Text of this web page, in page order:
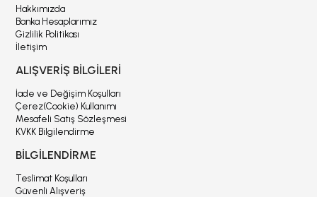
Hakkımızda
Banka Hesaplarımız
Gizlilik Politikası
İletişim
ALIŞVERİŞ BİLGİLERİ
İade ve Değişim Koşulları
Çerez(Cookie) Kullanımı
Mesafeli Satış Sözleşmesi
KVKK Bilgilendirme
BİLGİLENDİRME
Teslimat Koşulları
Güvenli Alışveriş